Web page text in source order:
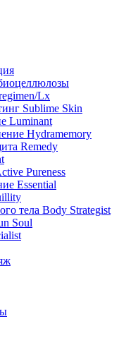
Lx
Sublime Skin
Luminant
Hydramemory
Remedy
Pureness
Essential
тела Body Strategist
Soul